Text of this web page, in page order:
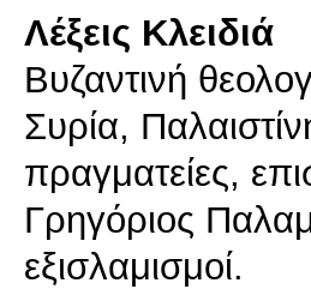
Λέξεις Κλειδιά
Βυζαντινή
Συρία,
πραγματείες,
Γρηγόριος
εξισλαμισμοί.